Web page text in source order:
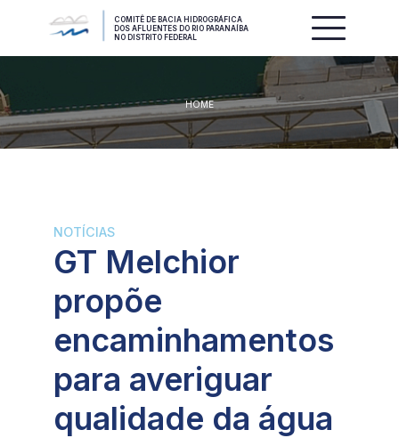
COMITÊ DE BACIA HIDROGRÁFICA
DOS AFLUENTES DO RIO PARANAÍBA
NO DISTRITO FEDERAL
HOME
NOTÍCIAS
GT Melchior
propõe
encaminhamentos
para averiguar
qualidade da água